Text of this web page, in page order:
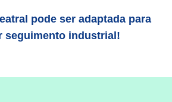
pode ser adaptada para
seguimento industrial!